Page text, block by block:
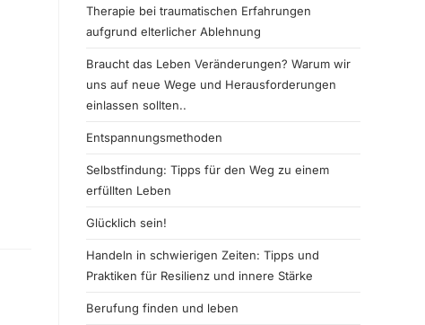
Therapie bei traumatischen Erfahrungen
aufgrund elterlicher Ablehnung
Braucht das Leben Veränderungen? Warum wir
uns auf neue Wege und Herausforderungen
einlassen sollten..
Entspannungsmethoden
Selbstfindung: Tipps für den Weg zu einem
erfüllten Leben
Glücklich sein!
Handeln in schwierigen Zeiten: Tipps und
Praktiken für Resilienz und innere Stärke
Berufung finden und leben